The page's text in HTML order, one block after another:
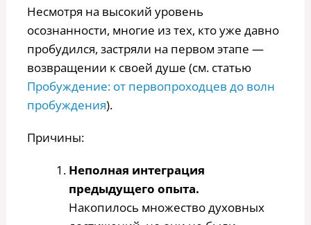
Несмотря на высокий уровень
осознанности, многие из тех, кто уже давно
пробудился, застряли на первом этапе —
возвращении к своей душе (см. статью
Пробуждение: от первопроходцев до волн
пробуждения).
Причины:
Неполная интеграция
предыдущего опыта.
Накопилось множество духовных